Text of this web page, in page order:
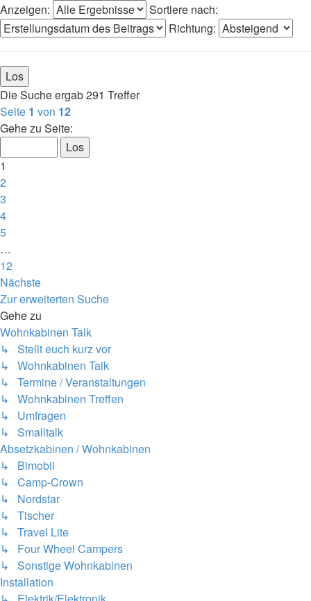
Anzeigen:
Sortiere nach:
Richtung:
Die Suche ergab 291 Treffer
Seite 1 von 12
Gehe zu Seite:
1
2
3
4
5
…
12
Nächste
Zur erweiterten Suche
Gehe zu
Wohnkabinen Talk
↳ Stellt euch kurz vor
↳ Wohnkabinen Talk
↳ Termine / Veranstaltungen
↳ Wohnkabinen Treffen
↳ Umfragen
↳ Smalltalk
Absetzkabinen / Wohnkabinen
↳ Bimobil
↳ Camp-Crown
↳ Nordstar
↳ Tischer
↳ Travel Lite
↳ Four Wheel Campers
↳ Sonstige Wohnkabinen
Installation